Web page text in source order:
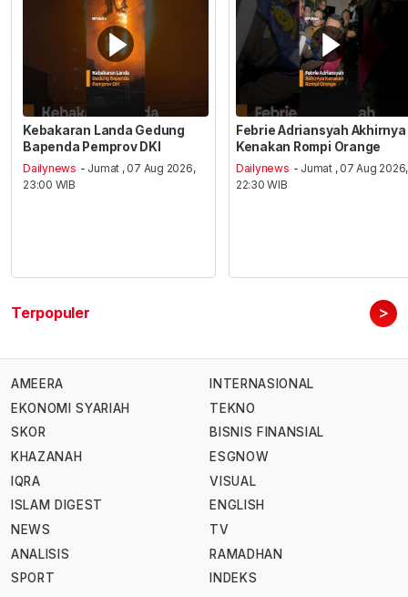
Kebakaran Landa Gedung
Bapenda Pemprov DKI
Dailynews - Jumat , 07 Aug 2026,
23:00 WIB
Febrie Adriansyah Akhirnya
Kenakan Rompi Orange
Dailynews - Jumat , 07 Aug 2026,
22:30 WIB
Terpopuler >
AMEERA
EKONOMI SYARIAH
SKOR
KHAZANAH
IQRA
ISLAM DIGEST
NEWS
ANALISIS
SPORT
INTERNASIONAL
TEKNO
BISNIS FINANSIAL
ESGNOW
VISUAL
ENGLISH
TV
RAMADHAN
INDEKS